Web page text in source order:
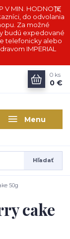
V MIN. HODNOTE
do odvolania
Za možné
budú expedované
telefonicky alebo
IMPERIAL
Menu
Hľadať
0 ks
0 €
50g
cake